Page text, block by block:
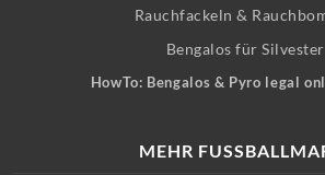
Rauchfackeln &
Bengalos für Silvester
HowTo: Bengalos & Pyro legal
MEHR